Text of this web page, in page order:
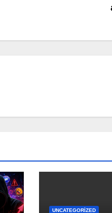
UNCATEGORIZED